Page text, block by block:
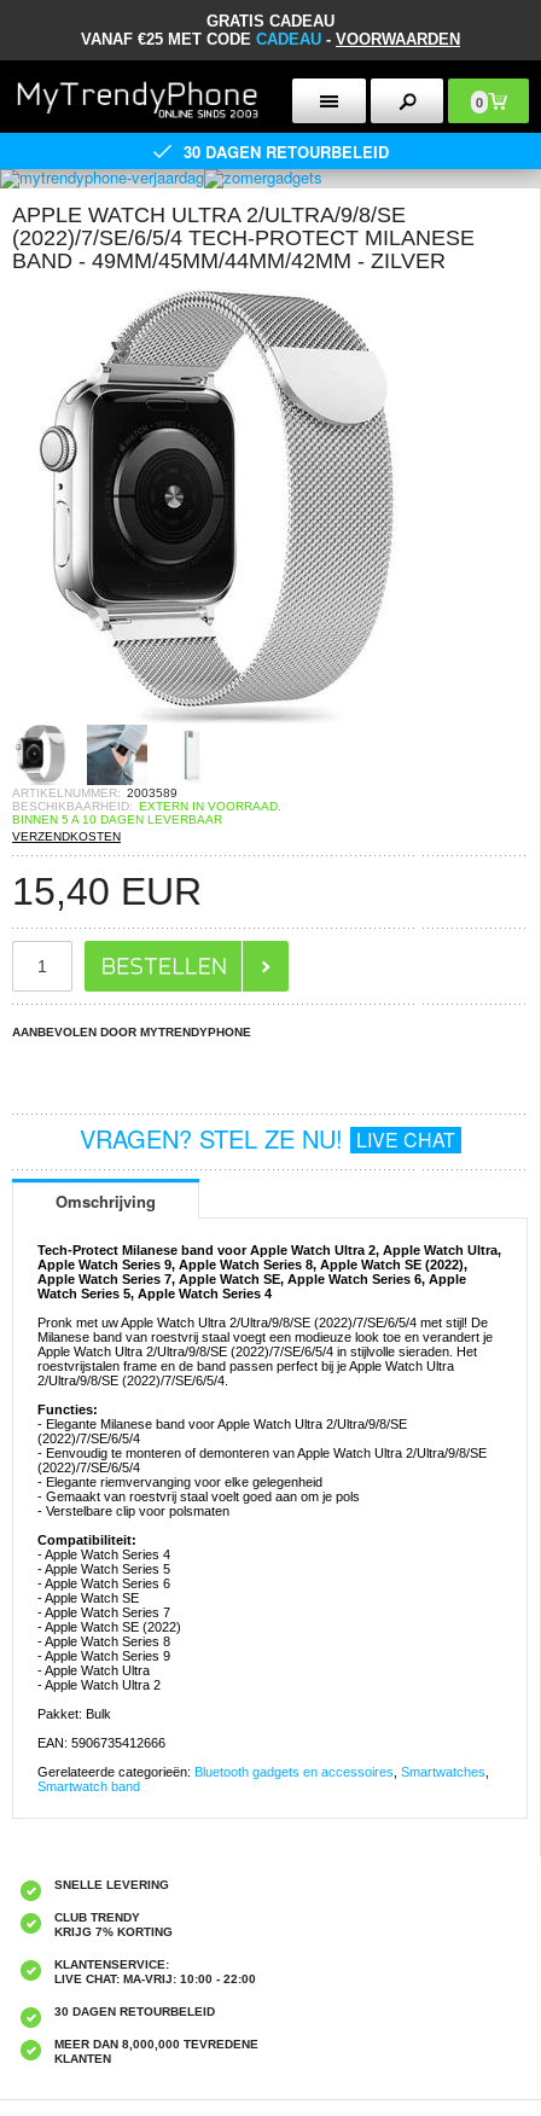
GRATIS CADEAU
VANAF €25 MET CODE CADEAU - VOORWAARDEN
0
30 DAGEN RETOURBELEID
APPLE WATCH ULTRA 2/ULTRA/9/8/SE
(2022)/7/SE/6/5/4 TECH-PROTECT MILANESE
BAND - 49MM/45MM/44MM/42MM - ZILVER
ARTIKELNUMMER: 2003589
BESCHIKBAARHEID: EXTERN IN VOORRAAD.
BINNEN 5 A 10 DAGEN LEVERBAAR
VERZENDKOSTEN
15,40 EUR
AANBEVOLEN DOOR MYTRENDYPHONE
VRAGEN? STEL ZE NU! LIVE CHAT
Omschrijving
Tech-Protect Milanese band voor Apple Watch Ultra 2, Apple Watch Ultra,
Apple Watch Series 9, Apple Watch Series 8, Apple Watch SE (2022),
Apple Watch Series 7, Apple Watch SE, Apple Watch Series 6, Apple
Watch Series 5, Apple Watch Series 4
Pronk met uw Apple Watch Ultra 2/Ultra/9/8/SE (2022)/7/SE/6/5/4 met stijl! De
Milanese band van roestvrij staal voegt een modieuze look toe en verandert je
Apple Watch Ultra 2/Ultra/9/8/SE (2022)/7/SE/6/5/4 in stijlvolle sieraden. Het
roestvrijstalen frame en de band passen perfect bij je Apple Watch Ultra
2/Ultra/9/8/SE (2022)/7/SE/6/5/4.
Functies:
- Elegante Milanese band voor Apple Watch Ultra 2/Ultra/9/8/SE
(2022)/7/SE/6/5/4
- Eenvoudig te monteren of demonteren van Apple Watch Ultra 2/Ultra/9/8/SE
(2022)/7/SE/6/5/4
- Elegante riemvervanging voor elke gelegenheid
- Gemaakt van roestvrij staal voelt goed aan om je pols
- Verstelbare clip voor polsmaten
Compatibiliteit:
- Apple Watch Series 4
- Apple Watch Series 5
- Apple Watch Series 6
- Apple Watch SE
- Apple Watch Series 7
- Apple Watch SE (2022)
- Apple Watch Series 8
- Apple Watch Series 9
- Apple Watch Ultra
- Apple Watch Ultra 2
Pakket: Bulk
EAN: 5906735412666
Gerelateerde categorieën: Bluetooth gadgets en accessoires Smartwatches
Smartwatch band
SNELLE LEVERING
CLUB TRENDY
KRIJG 7% KORTING
KLANTENSERVICE:
LIVE CHAT: MA-VRIJ: 10:00 - 22:00
30 DAGEN RETOURBELEID
MEER DAN 8,000,000 TEVREDENE
KLANTEN